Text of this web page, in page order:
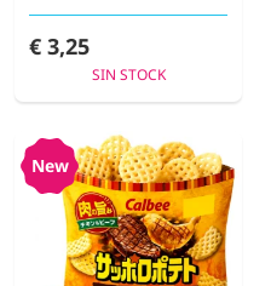
€ 3,25
SIN STOCK
New